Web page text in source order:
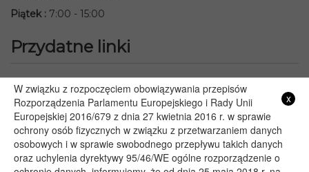
Piątek: 7:00 - 15:00
Przydatne linki
Starostwo Powiatowe we Włodawie
Lubelski Urząd Wojewódzki w Lublinie
Urząd Marszałkowski Województwa Lubelskiego w Lublinie
Serwis Rzeczypospolitej Polskiej
PGE – Planowane wyłączenia prądu
x
W związku z rozpoczęciem obowiązywania przepisów
Rozporządzenia Parlamentu Europejskiego i Rady Unii
Europejskiej 2016/679 z dnia 27 kwietnia 2016 r. w sprawie
ochrony osób fizycznych w związku z przetwarzaniem danych
osobowych i w sprawie swobodnego przepływu takich danych
oraz uchylenia dyrektywy 95/46/WE ogólne rozporządzenie o